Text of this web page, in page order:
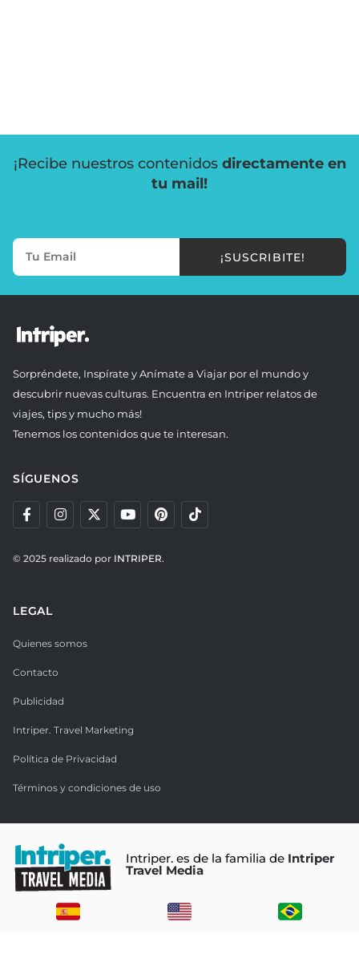
¡Recibe nuestros contenidos directamente en
tu mail!
¡SUSCRIBITE!
Sorpréndete, Inspírate y Anímate a Viajar por el mundo y
descubrir nuevas culturas. Encuentra en Intriper relatos de
viajes, tips y mucho más!
Tenemos los contenidos que te interesan.
SÍGUENOS
© 2025 realizado por INTRIPER.
LEGAL
Quienes somos
Contacto
Publicidad
Intriper. Travel Marketing
Política de Privacidad
Términos y condiciones de uso
Intriper. es de la familia de Intriper
Travel Media